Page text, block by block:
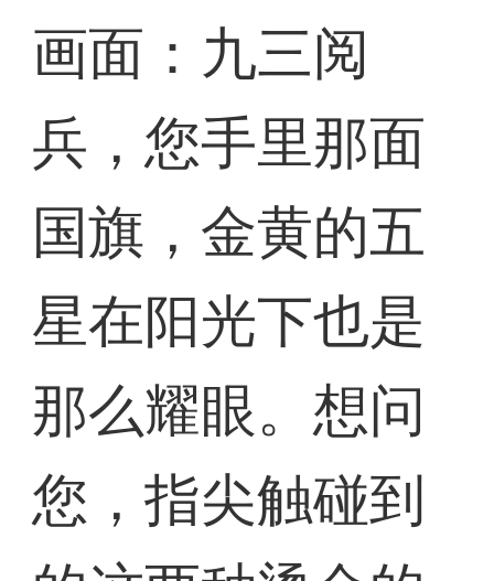
画面：九三阅
兵，您手里那面
国旗，金黄的五
星在阳光下也是
那么耀眼。想问
您，指尖触碰到